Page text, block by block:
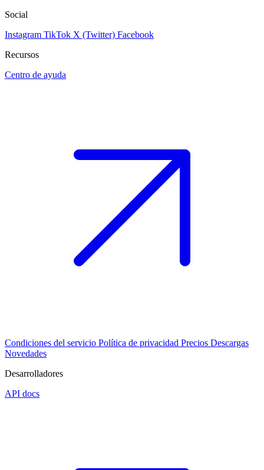
Social
Instagram TikTok X (Twitter) Facebook
Recursos
Centro de ayuda
Condiciones del servicio Política de privacidad Precios Descargas
Novedades
Desarrolladores
API docs